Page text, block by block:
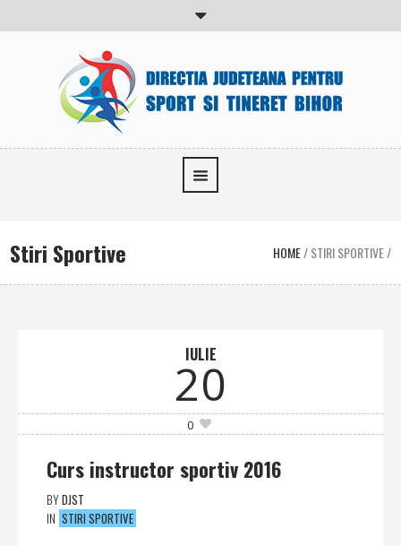
Stiri Sportive HOME/STIRI SPORTIVE/
IULIE
20
0
Curs instructor sportiv 2016
BYDJST
IN STIRI SPORTIVE